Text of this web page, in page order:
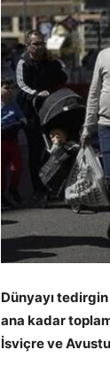
Dünyayı
ana kadar
İsviçre ve